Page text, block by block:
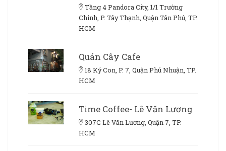
Tầng 4 Pandora City, 1/1 Trường
Chinh, P. Tây Thạnh, Quận Tân Phú, TP.
HCM
Quán Cây Cafe
18 Ký Con, P. 7, Quận Phú Nhuận, TP.
HCM
Time Coffee- Lê Văn Lương
307C Lê Văn Lương, Quận 7, TP.
HCM